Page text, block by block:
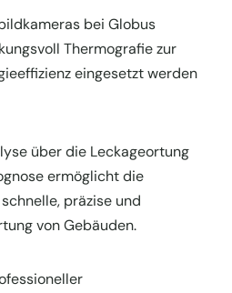
bei Globus
Thermografie zur
eingesetzt werden
über die Leckageortung
ermöglicht die
präzise und
von Gebäuden.